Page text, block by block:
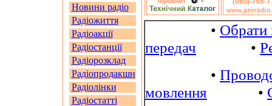
Новини радіо
Радіожиття
Радіоакції
Радіостанції
Радіорозклад
Радіопродакшн
Радіолінки
Радіостатті
• Обрати
передач •
•
мовлення •